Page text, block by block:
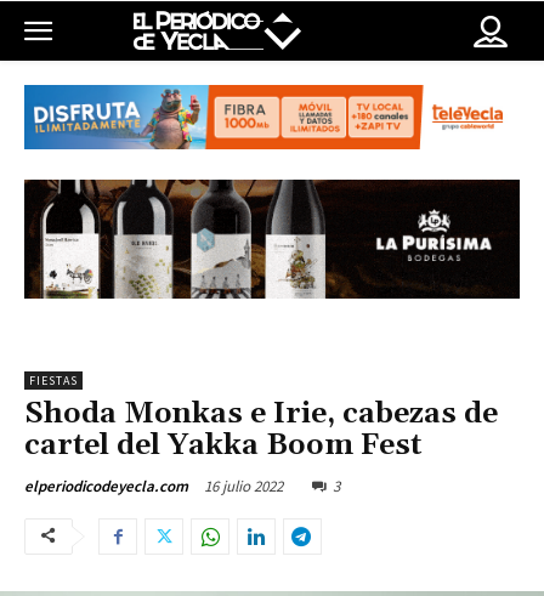
FIESTAS
Shoda Monkas e Irie, cabezas de
cartel del Yakka Boom Fest
elperiodicodeyecla.com 16 julio 2022 3